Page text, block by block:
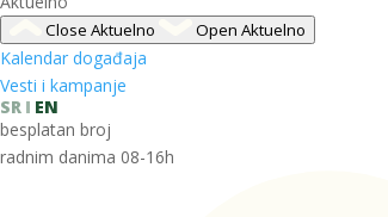
Close Aktuelno Open Aktuelno
Kalendar događaja
Vesti i kampanje
SR
EN
besplatan broj
radnim danima 08-16h